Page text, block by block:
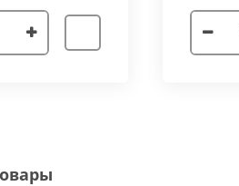
выполнена из алюминия.
и короба конвектора, а